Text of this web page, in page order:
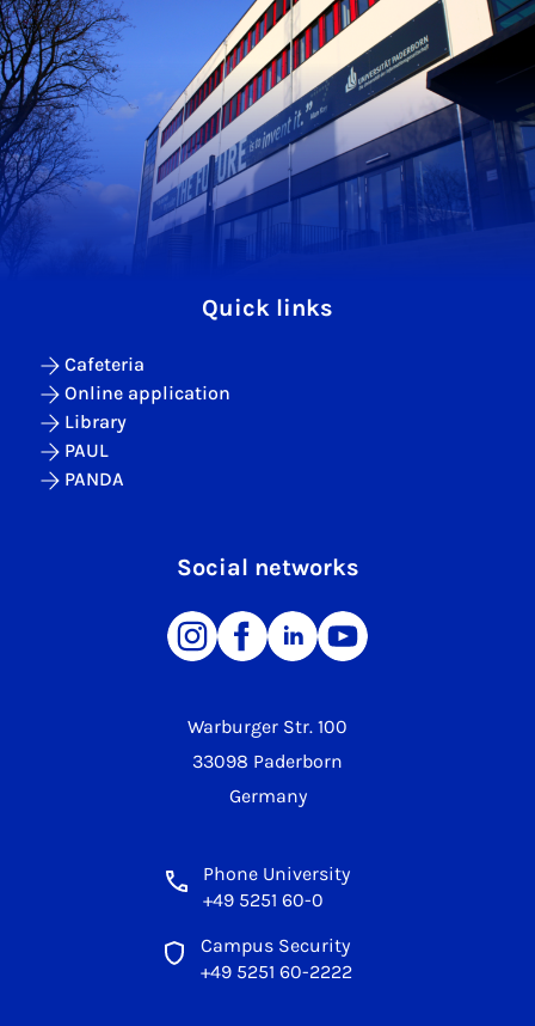
Warburger Str. 100
33098 Paderborn
Germany
Phone University
+49 5251 60-0
Campus Security
+49 5251 60-2222
Quick links
Cafeteria
Online application
Library
PAUL
PANDA
Social networks